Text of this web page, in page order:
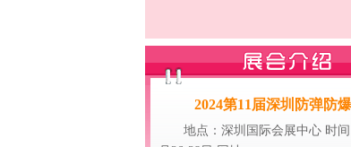
2024第11届深圳防弹防
地点：深圳国际会展中心 时间